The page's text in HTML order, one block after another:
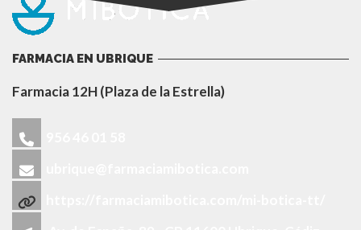
FARMACIA EN UBRIQUE
Farmacia 12H (Plaza de la Estrella)